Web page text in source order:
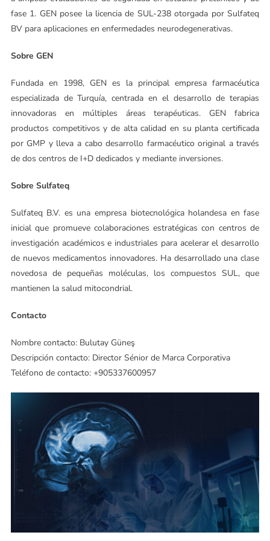
fase 1. GEN posee la licencia de SUL-238 otorgada por Sulfateq
BV para aplicaciones en enfermedades neurodegenerativas.
Sobre GEN
Fundada en 1998, GEN es la principal empresa farmacéutica
especializada de Turquía, centrada en el desarrollo de terapias
innovadoras en múltiples áreas terapéuticas. GEN fabrica
productos competitivos y de alta calidad en su planta certificada
por GMP y lleva a cabo desarrollo farmacéutico original a través
de dos centros de I+D dedicados y mediante inversiones.
Sobre Sulfateq
Sulfateq B.V. es una empresa biotecnológica holandesa en fase
inicial que promueve colaboraciones estratégicas con centros de
investigación académicos e industriales para acelerar el desarrollo
de nuevos medicamentos innovadores. Ha desarrollado una clase
novedosa de pequeñas moléculas, los compuestos SUL, que
mantienen la salud mitocondrial.
Contacto
Nombre contacto: Bulutay Güneş
Descripción contacto: Director Sénior de Marca Corporativa
Teléfono de contacto: +905337600957